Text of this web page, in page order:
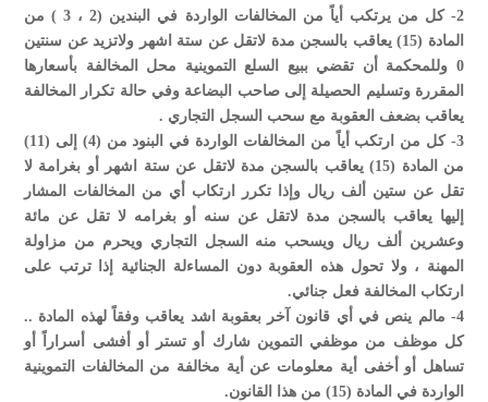
2- كل من يرتكب أياً من المخالفات الواردة في البندين (2 ، 3 ) من
المادة (15) يعاقب بالسجن مدة لاتقل عن ستة اشهر ولاتزيد عن سنتين
0 وللمحكمة أن تقضي ببيع السلع التموينية محل المخالفة بأسعارها
المقررة وتسليم الحصيلة إلى صاحب البضاعة وفي حالة تكرار المخالفة
يعاقب بضعف العقوبة مع سحب السجل التجاري .
3- كل من ارتكب أياً من المخالفات الواردة في البنود من (4) إلى (11)
من المادة (15) يعاقب بالسجن مدة لاتقل عن ستة اشهر أو بغرامة لا
تقل عن ستين ألف ريال وإذا تكرر ارتكاب أي من المخالفات المشار
إليها يعاقب بالسجن مدة لاتقل عن سنه أو بغرامه لا تقل عن مائة
وعشرين ألف ريال ويسحب منه السجل التجاري ويحرم من مزاولة
المهنة ، ولا تحول هذه العقوبة دون المساءلة الجنائية إذا ترتب على
ارتكاب المخالفة فعل جنائي.
4- مالم ينص في أي قانون آخر بعقوبة اشد يعاقب وفقاً لهذه المادة ..
كل موظف من موظفي التموين شارك أو تستر أو أفشى أسراراً أو
تساهل أو أخفى أية معلومات عن أية مخالفة من المخالفات التموينية
الواردة في المادة (15) من هذا القانون.